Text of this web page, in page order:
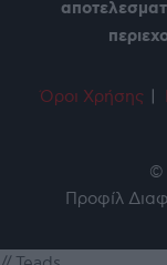
Όροι Χρήσης
©
Προφίλ